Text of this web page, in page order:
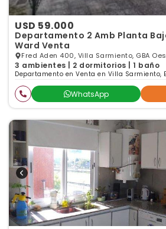
USD 59.000
Departamento 2 Amb Planta
Ward Venta
Fred Aden 400, Villa Sarmiento, GBA
3 ambientes | 2 dormitorios | 1 baño
Departamento en Venta en Villa Sarmiento,
WhatsApp